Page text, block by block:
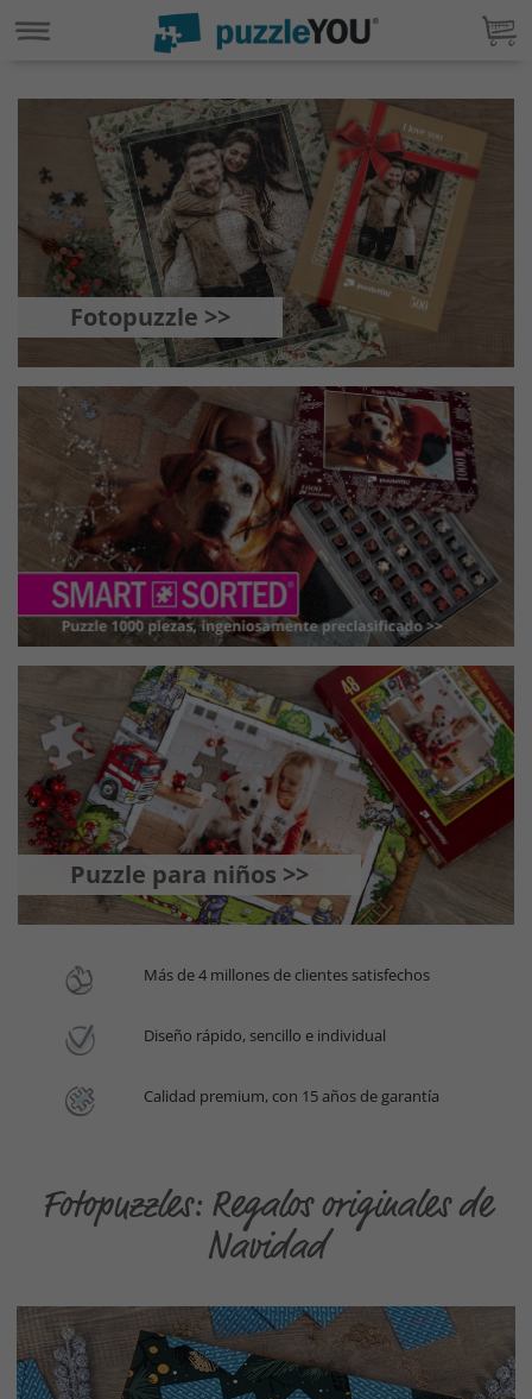
Fotopuzzle >>
Puzzle para niños >>
Más de 4 millones de clientes satisfechos
Diseño rápido, sencillo e individual
Calidad premium, con 15 años de garantía
Fotopuzzles: Regalos originales de
Navidad